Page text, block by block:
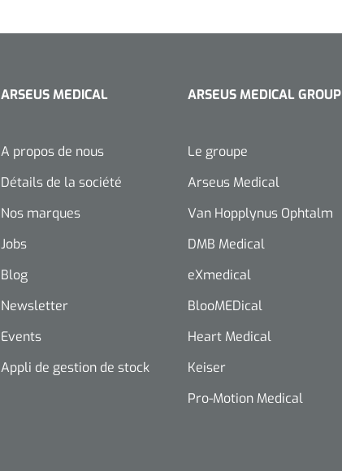
ARSEUS MEDICAL
A propos de nous
Détails de la société
Nos marques
Jobs
Blog
Newsletter
Events
Appli de gestion de stock
ARSEUS MEDICAL GROUP
Le groupe
Arseus Medical
Van Hopplynus Ophtalm
DMB Medical
eXmedical
BlooMEDical
Heart Medical
Keiser
Pro-Motion Medical